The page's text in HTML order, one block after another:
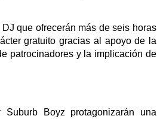
que ofrecerán más de seis horas
gratuito gracias al apoyo de la
patrocinadores y la implicación de
Boyz protagonizarán una